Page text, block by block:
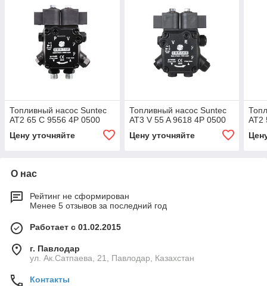
Топливный насос Suntec
AT2 65 C 9556 4P 0500
Цену уточняйте
Топливный насос Suntec
AT3 V 55 A 9618 4P 0500
Цену уточняйте
AT2
О нас
Рейтинг не сформирован
Менее 5 отзывов за последний год
Работает с 01.02.2015
г. Павлодар
ул. Ак.Сатпаева, 21, Павлодар, Казахстан
Контакты